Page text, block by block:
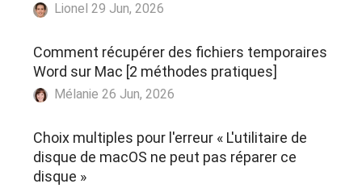
Lionel 29 Jun, 2026
Comment récupérer des fichiers temporaires
Word sur Mac [2 méthodes pratiques]
Mélanie 26 Jun, 2026
Choix multiples pour l'erreur « L'utilitaire de
disque de macOS ne peut pas réparer ce
disque »